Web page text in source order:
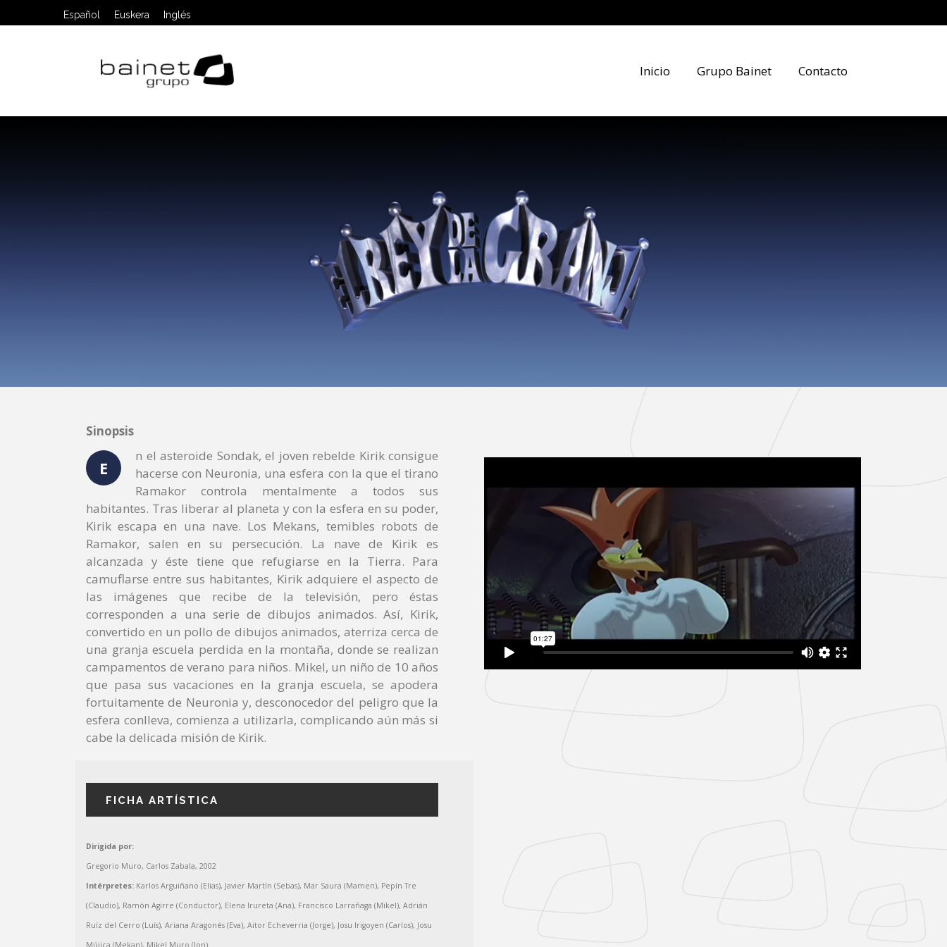
Español Euskera Inglés
Inicio Grupo Bainet Contacto
Sinopsis
E
n el asteroide Sondak, el joven rebelde Kirik consigue
hacerse con Neuronia, una esfera con la que el tirano
Ramakor controla mentalmente a todos sus
habitantes. Tras liberar al planeta y con la esfera en su poder,
Kirik escapa en una nave. Los Mekans, temibles robots de
Ramakor, salen en su persecución. La nave de Kirik es
alcanzada y éste tiene que refugiarse en la Tierra. Para
camuflarse entre sus habitantes, Kirik adquiere el aspecto de
las imágenes que recibe de la televisión, pero éstas
corresponden a una serie de dibujos animados. Así, Kirik,
convertido en un pollo de dibujos animados, aterriza cerca de
una granja escuela perdida en la montaña, donde se realizan
campamentos de verano para niños. Mikel, un niño de 10 años
que pasa sus vacaciones en la granja escuela, se apodera
fortuitamente de Neuronia y, desconocedor del peligro que la
esfera conlleva, comienza a utilizarla, complicando aún más si
cabe la delicada misión de Kirik.
FICHA ARTÍSTICA
Dirigida por:
Gregorio Muro, Carlos Zabala, 2002
Intérpretes: Karlos Arguiñano (Elias), Javier Martín (Sebas), Mar Saura (Mamen), Pepín Tre
(Claudio), Ramón Agirre (Conductor), Elena Irureta (Ana), Francisco Larrañaga (Mikel), Adrián
Ruíz del Cerro (Luís), Ariana Aragonés (Eva), Aitor Echeverria (Jorge), Josu Irigoyen (Carlos), Josu
Mújica (Mekan), Mikel Muro (Jon)